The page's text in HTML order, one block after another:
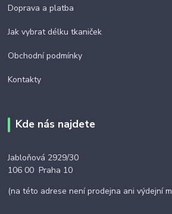
Doprava a platba
Jak vybrat délku tkaniček
Obchodní podmínky
Kontakty
Kde nás najdete
Jabloňová 2929/30
106 00 Praha 10
(na této adrese není prodejna ani výdejní